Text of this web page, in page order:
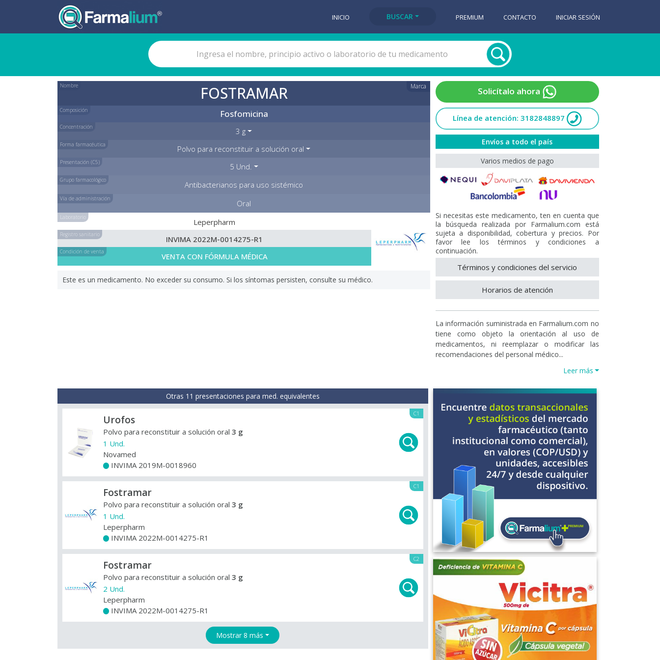
INICIO BUSCAR PREMIUM CONTACTO INICIAR SESIÓN
Nombre Marca
FOSTRAMAR
Composición Fosfomicina
Concentración 3 g
Forma farmacéutica Polvo para reconstituir a solución oral
Presentación (C5) 5 Und.
Grupo farmacológico Antibacterianos para uso sistémico
Vía de administración Oral
Laboratorio Leperpharm
Registro sanitario INVIMA 2022M-0014275-R1
Condición de venta VENTA CON FÓRMULA MÉDICA
Este es un medicamento. No exceder su consumo. Si los síntomas persisten, consulte su médico.
Solicítalo ahora
Línea de atención: 3182848897
Envíos a todo el país
Varios medios de pago
Si necesitas este medicamento, ten en cuenta que
la búsqueda realizada por Farmalium.com está
sujeta a disponibilidad, cobertura y precios. Por
favor lee los términos y condiciones a
continuación.
Términos y condiciones del servicio
Horarios de atención
La información suministrada en Farmalium.com no
tiene como objeto la orientación al uso de
medicamentos, ni reemplazar o modificar las
recomendaciones del personal médico...
Leer más
Otras 11 presentaciones para med. equivalentes
C1
Urofos
Polvo para reconstituir a solución oral 3 g
1 Und.
Novamed
INVIMA 2019M-0018960
C1
Fostramar
Polvo para reconstituir a solución oral 3 g
1 Und.
Leperpharm
INVIMA 2022M-0014275-R1
C2
Fostramar
Polvo para reconstituir a solución oral 3 g
2 Und.
Leperpharm
INVIMA 2022M-0014275-R1
Mostrar 8 más